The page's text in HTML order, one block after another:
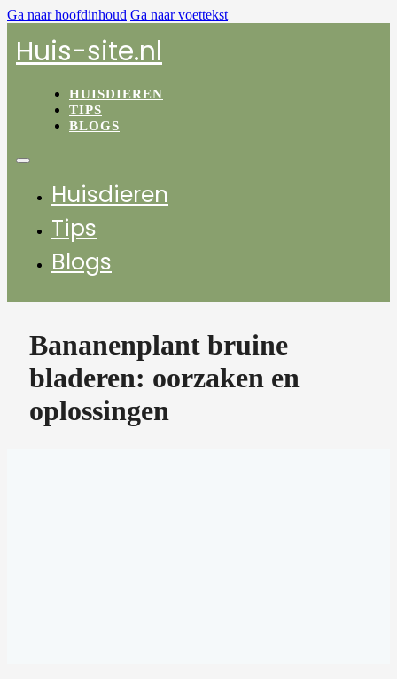
Ga naar hoofdinhoud Ga naar voettekst
Huis-site.nl
HUISDIEREN
TIPS
BLOGS
Huisdieren
Tips
Blogs
Bananenplant bruine
bladeren: oorzaken en
oplossingen